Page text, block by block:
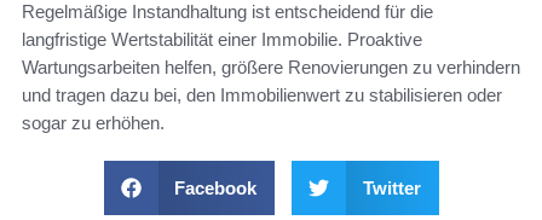
Regelmäßige Instandhaltung ist entscheidend für die
langfristige Wertstabilität einer Immobilie. Proaktive
Wartungsarbeiten helfen, größere Renovierungen zu verhindern
und tragen dazu bei, den Immobilienwert zu stabilisieren oder
sogar zu erhöhen.
Facebook Twitter